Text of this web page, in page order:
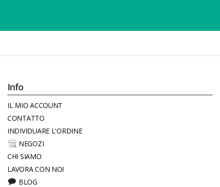
Info
IL MIO ACCOUNT
CONTATTO
INDIVIDUARE L'ORDINE
NEGOZI
CHI SIAMO
LAVORA CON NOI
BLOG